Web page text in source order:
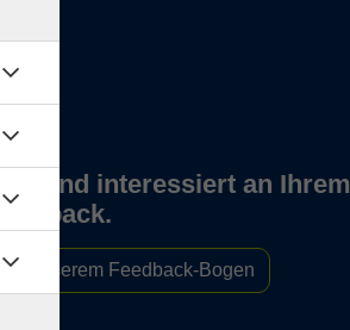
Wir sind interessiert an Ihrem
Feedback.
Zu unserem Feedback-Bogen